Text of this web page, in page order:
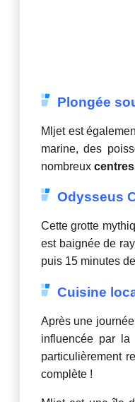
Plongée
Mljet est
marine, des
nombreux
Odysseus
Cette grotte
est baignée de
puis 15 minutes
Cuisine
Après une
influencée par
particulièrement
complète !